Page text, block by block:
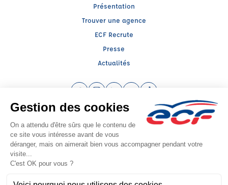
Présentation
Trouver une agence
ECF Recrute
Presse
Actualités
Instagram (nouvelle fenêtre)
LinkedIn (nouvelle fenêtre)
YouTube (nouvelle fenêtre)
TikTok (nouvelle
Raison sociale : AUTO ECOLE CAT - Capital social: 5000€
SIREN: 531665024 - Numéro de TVA intracommunautaire: FR 28 531665024
Agrément n°E1308000070
Siège social : 46 Bis, Rue Saint Médard , ROYE (80700) - Représentant légal :